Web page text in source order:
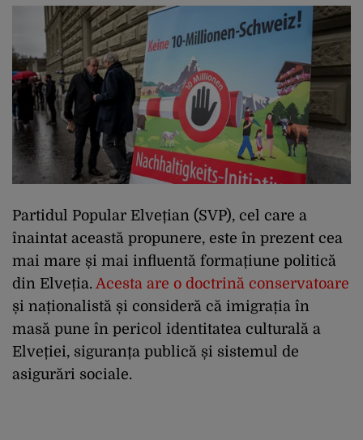
Partidul Popular Elvețian (SVP), cel care a
înaintat această propunere, este în prezent cea
mai mare și mai influentă formațiune politică
din Elveția. Acesta are o doctrină conservatoare
și naționalistă și consideră că imigrația în
masă pune în pericol identitatea culturală a
Elveției, siguranța publică și sistemul de
asigurări sociale.